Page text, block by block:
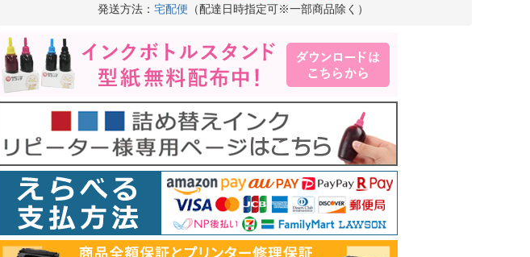
発送方法： 宅配便 （配達日時指定可※一部商品除く）